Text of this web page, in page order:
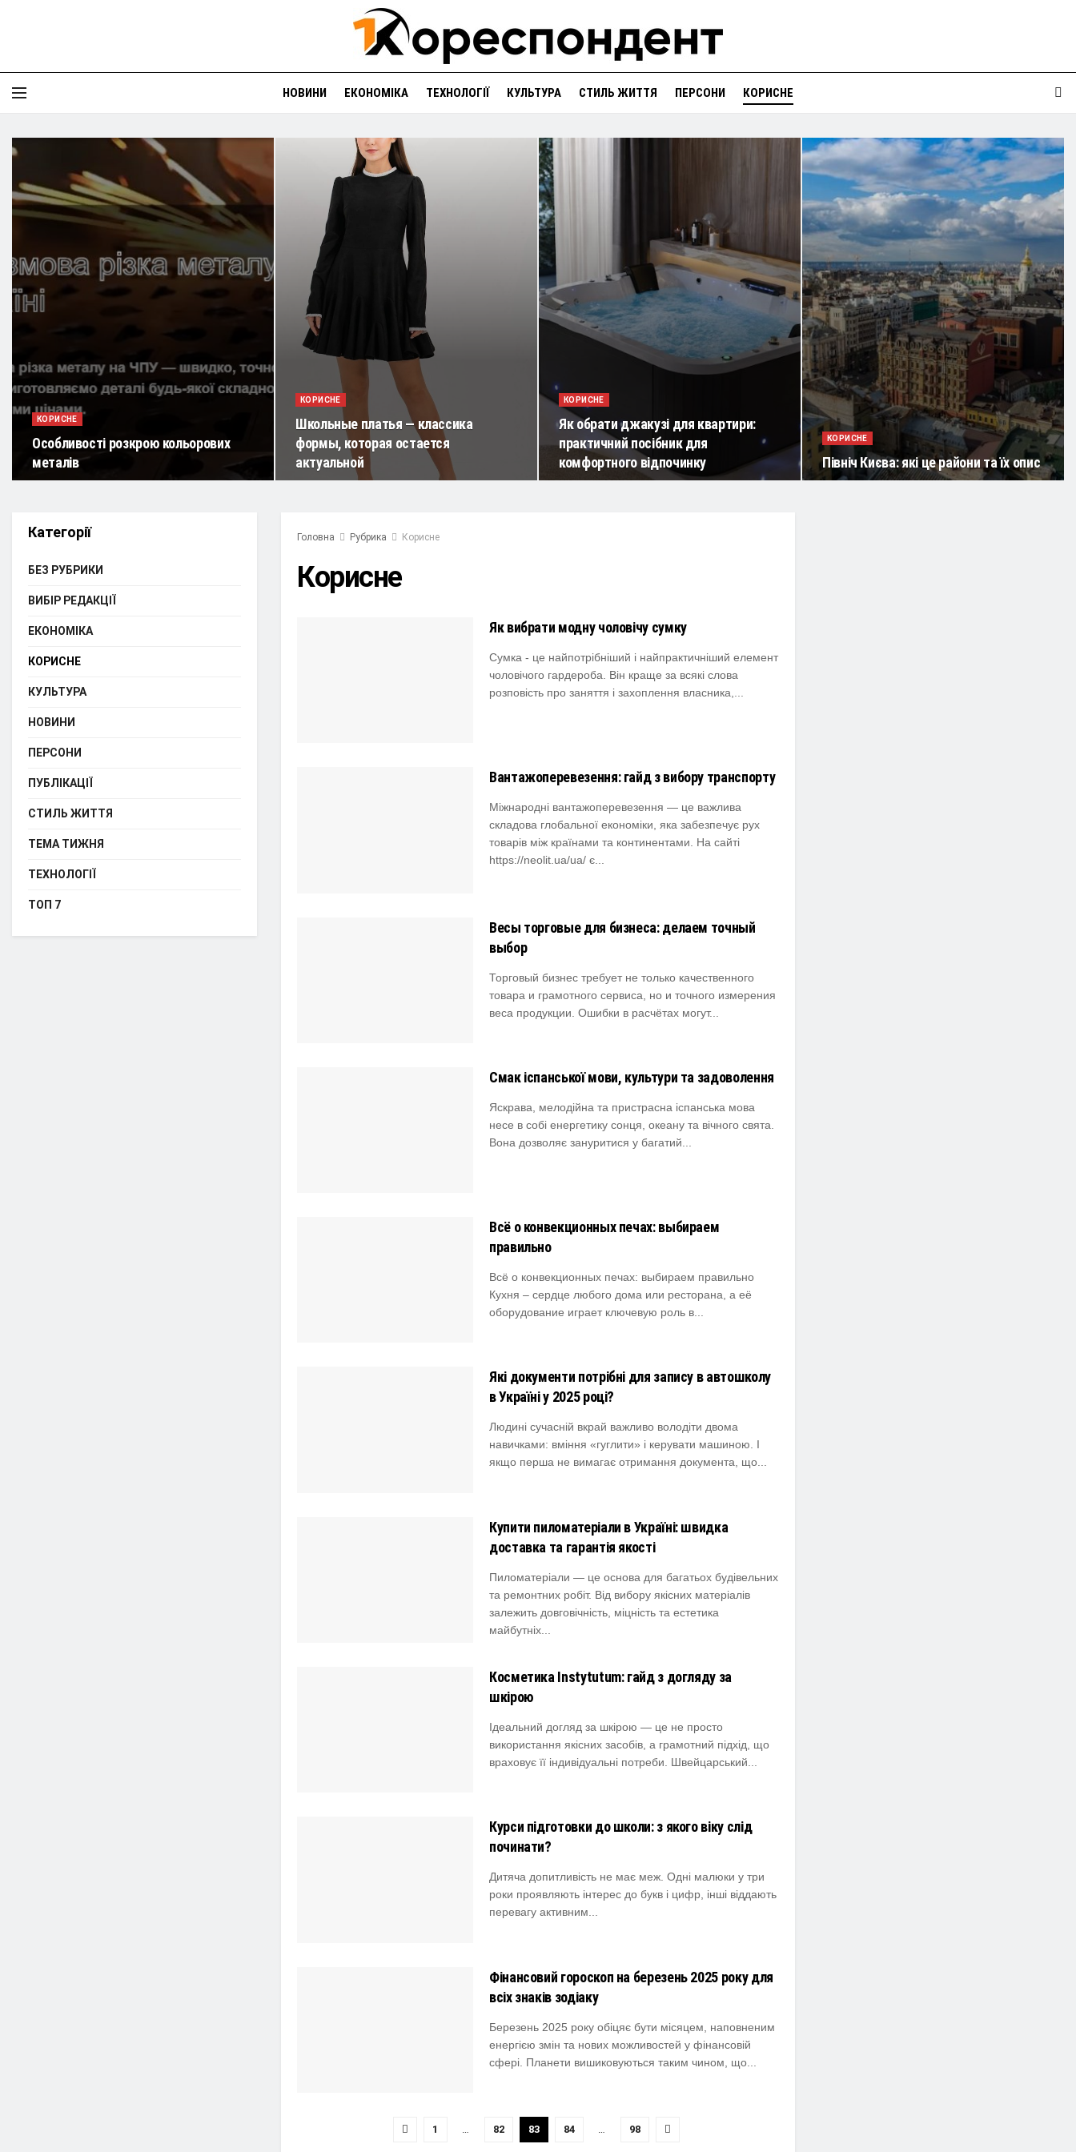
НОВИНИ ЕКОНОМІКА ТЕХНОЛОГІЇ КУЛЬТУРА СТИЛЬ ЖИТТЯ ПЕРСОНИ КОРИСНЕ
КОРИСНЕ
Особливості розкрою кольорових
металів
КОРИСНЕ
Школьные платья — классика
формы, которая остается
актуальной
КОРИСНЕ
Як обрати джакузі для квартири:
практичний посібник для
комфортного відпочинку
КОРИСНЕ
Північ Києва: які це райони та їх опис
Головна Рубрика Корисне
Корисне
Як вибрати модну чоловічу сумку
Сумка - це найпотрібніший і найпрактичніший елемент
чоловічого гардероба. Він краще за всякі слова
розповість про заняття і захоплення власника,...
Вантажоперевезення: гайд з вибору транспорту
Міжнародні вантажоперевезення — це важлива
складова глобальної економіки, яка забезпечує рух
товарів між країнами та континентами. На сайті
https://neolit.ua/ua/ є...
Весы торговые для бизнеса: делаем точный
выбор
Торговый бизнес требует не только качественного
товара и грамотного сервиса, но и точного измерения
веса продукции. Ошибки в расчётах могут...
Смак іспанської мови, культури та задоволення
Яскрава, мелодійна та пристрасна іспанська мова
несе в собі енергетику сонця, океану та вічного свята.
Вона дозволяє зануритися у багатий...
Всё о конвекционных печах: выбираем
правильно
Всё о конвекционных печах: выбираем правильно
Кухня – сердце любого дома или ресторана, а её
оборудование играет ключевую роль в...
Які документи потрібні для запису в автошколу
в Україні у 2025 році?
Людині сучасній вкрай важливо володіти двома
навичками: вміння «гуглити» і керувати машиною. І
якщо перша не вимагає отримання документа, що...
Купити пиломатеріали в Україні: швидка
доставка та гарантія якості
Пиломатеріали — це основа для багатьох будівельних
та ремонтних робіт. Від вибору якісних матеріалів
залежить довговічність, міцність та естетика
майбутніх...
Косметика Instytutum: гайд з догляду за
шкірою
Ідеальний догляд за шкірою — це не просто
використання якісних засобів, а грамотний підхід, що
враховує її індивідуальні потреби. Швейцарський...
Курси підготовки до школи: з якого віку слід
починати?
Дитяча допитливість не має меж. Одні малюки у три
роки проявляють інтерес до букв і цифр, інші віддають
перевагу активним...
Фінансовий гороскоп на березень 2025 року для
всіх знаків зодіаку
Березень 2025 року обіцяє бути місяцем, наповненим
енергією змін та нових можливостей у фінансовій
сфері. Планети вишиковуються таким чином, що...
1 82 83 84 98
Категорії
БЕЗ РУБРИКИ
ВИБІР РЕДАКЦІЇ
ЕКОНОМІКА
КОРИСНЕ
КУЛЬТУРА
НОВИНИ
ПЕРСОНИ
ПУБЛІКАЦІЇ
СТИЛЬ ЖИТТЯ
ТЕМА ТИЖНЯ
ТЕХНОЛОГІЇ
ТОП 7